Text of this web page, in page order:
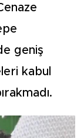
geniş
kabul